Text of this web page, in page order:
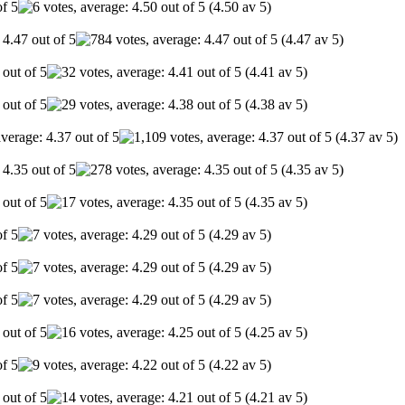
(4.50 av 5)
(4.47 av 5)
(4.41 av 5)
(4.38 av 5)
(4.37 av 5)
(4.35 av 5)
(4.35 av 5)
(4.29 av 5)
(4.29 av 5)
(4.29 av 5)
(4.25 av 5)
(4.22 av 5)
(4.21 av 5)